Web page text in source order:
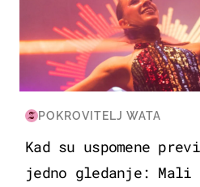
POKROVITELJ WATA
Kad su uspomene
jedno gledanje: